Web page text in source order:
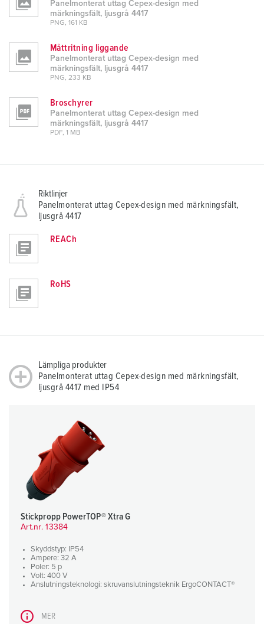
Panelmonterat uttag Cepex-design med
märkningsfält, ljusgrå 4417
PNG, 161 KB
Måttritning liggande
Panelmonterat uttag Cepex-design med
märkningsfält, ljusgrå 4417
PNG, 233 KB
Broschyrer
Panelmonterat uttag Cepex-design med
märkningsfält, ljusgrå 4417
PDF, 1 MB
Riktlinjer
Panelmonterat uttag Cepex-design med märkningsfält,
ljusgrå 4417
REACh
RoHS
Lämpliga produkter
Panelmonterat uttag Cepex-design med märkningsfält,
ljusgrå 4417 med IP54
Stickpropp PowerTOP® Xtra G
Art.nr. 13384
Skyddstyp: IP54
Ampere: 32 A
Poler: 5 p
Volt: 400 V
Anslutningsteknologi: skruvanslutningsteknik ErgoCONTACT®
MER